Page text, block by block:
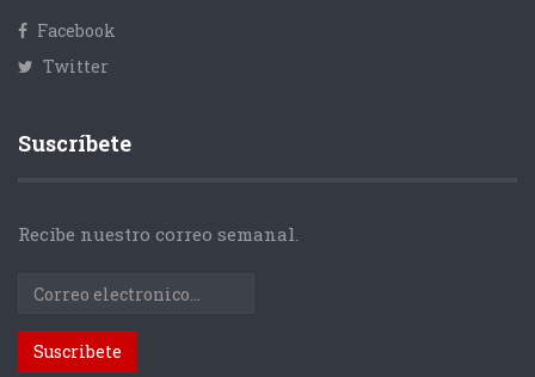
Facebook
Twitter
Suscríbete
Recibe nuestro correo semanal.